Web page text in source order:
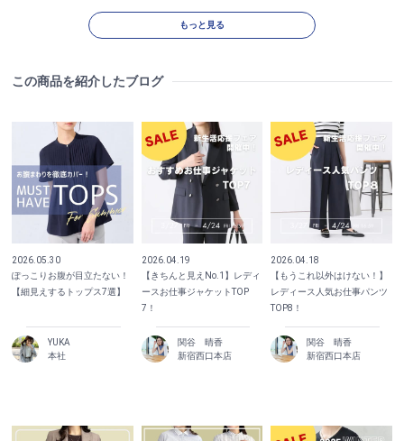
もっと見る
この商品を紹介したブログ
2026.05.30
ぽっこりお腹が目立たない！
【細見えするトップス7選】
YUKA
本社
2026.04.19
【きちんと見えNo.1】レディ
ースお仕事ジャケットTOP
7！
関谷 晴香
新宿西口本店
2026.04.18
【もうこれ以外はけない！】
レディース人気お仕事パンツ
TOP8！
関谷 晴香
新宿西口本店